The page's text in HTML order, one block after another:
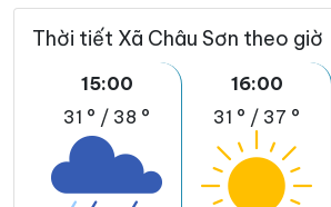
Thời tiết Xã Châu Sơn theo giờ
15:00
31 ° / 38 °
16:00
31 ° / 37 °